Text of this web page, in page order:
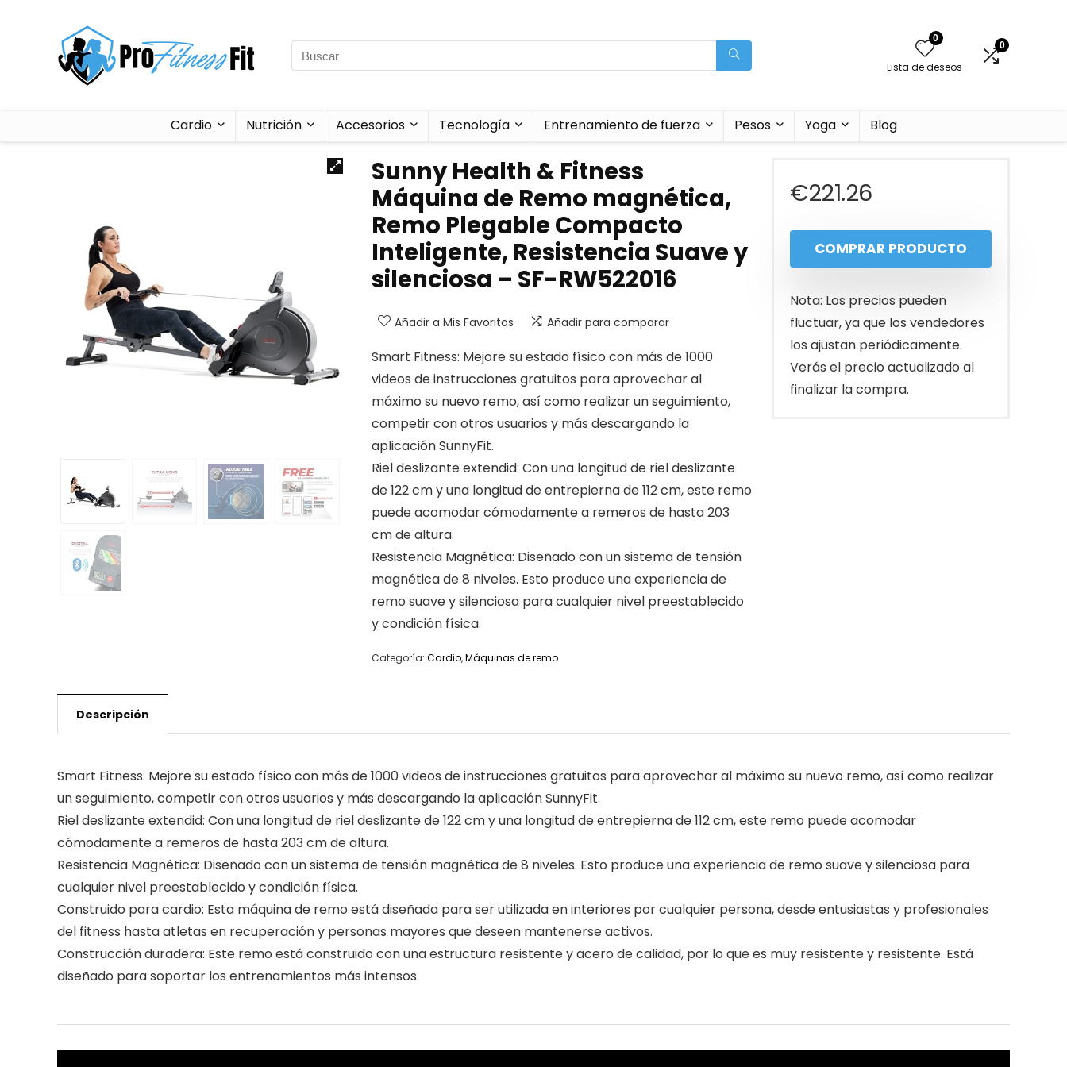
0
Lista de deseos
0
Cardio Nutrición Accesorios Tecnología Entrenamiento de fuerza Pesos Yoga Blog
Sunny Health & Fitness
Máquina de Remo magnética,
Remo Plegable Compacto
Inteligente, Resistencia Suave y
silenciosa – SF-RW522016
Añadir a Mis Favoritos Añadir para comparar
Smart Fitness: Mejore su estado físico con más de 1000
videos de instrucciones gratuitos para aprovechar al
máximo su nuevo remo, así como realizar un seguimiento,
competir con otros usuarios y más descargando la
aplicación SunnyFit.
Riel deslizante extendid: Con una longitud de riel deslizante
de 122 cm y una longitud de entrepierna de 112 cm, este remo
puede acomodar cómodamente a remeros de hasta 203
cm de altura.
Resistencia Magnética: Diseñado con un sistema de tensión
magnética de 8 niveles. Esto produce una experiencia de
remo suave y silenciosa para cualquier nivel preestablecido
y condición física.
Categoría: Cardio,Máquinas de remo
€221.26
COMPRAR PRODUCTO
Nota: Los precios pueden
fluctuar, ya que los vendedores
los ajustan periódicamente.
Verás el precio actualizado al
finalizar la compra.
Descripción
Smart Fitness: Mejore su estado físico con más de 1000 videos de instrucciones gratuitos para aprovechar al máximo su nuevo remo, así como realizar
un seguimiento, competir con otros usuarios y más descargando la aplicación SunnyFit.
Riel deslizante extendid: Con una longitud de riel deslizante de 122 cm y una longitud de entrepierna de 112 cm, este remo puede acomodar
cómodamente a remeros de hasta 203 cm de altura.
Resistencia Magnética: Diseñado con un sistema de tensión magnética de 8 niveles. Esto produce una experiencia de remo suave y silenciosa para
cualquier nivel preestablecido y condición física.
Construido para cardio: Esta máquina de remo está diseñada para ser utilizada en interiores por cualquier persona, desde entusiastas y profesionales
del fitness hasta atletas en recuperación y personas mayores que deseen mantenerse activos.
Construcción duradera: Este remo está construido con una estructura resistente y acero de calidad, por lo que es muy resistente y resistente. Está
diseñado para soportar los entrenamientos más intensos.